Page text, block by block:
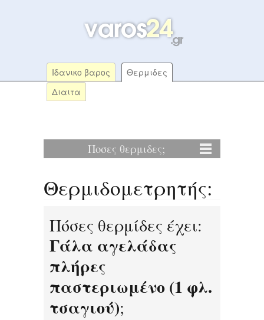
Ιδανικο βαρος
Θερμιδες
Διαιτα
Ποσες θερμιδες;
Θερμιδομετρητής:
Πόσες θερμίδες έχει:
Γάλα αγελάδας
πλήρες
παστεριωμένο (1 φλ.
τσαγιού);